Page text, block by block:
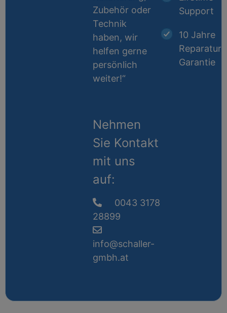
Zubehör oder
Technik
haben, wir
helfen gerne
persönlich
weiter!“
Nehmen
Sie Kontakt
mit uns
auf:
0043 3178
28899
info@schaller-
gmbh.at
Support
10 Jahre
Reparatur-
Garantie